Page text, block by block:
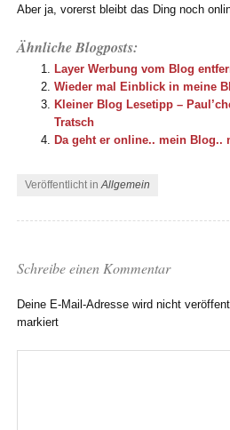
Aber ja, vorerst bleibt das Ding noch
Ähnliche Blogposts:
Layer Werbung vom Blog
Wieder mal Einblick in meine
Kleiner Blog Lesetipp –
Tratsch
Da geht er online.. mein Blog..
Veröffentlicht inAllgemein
Schreibe einen Kommentar
Deine E-Mail-Adresse wird nicht
markiert